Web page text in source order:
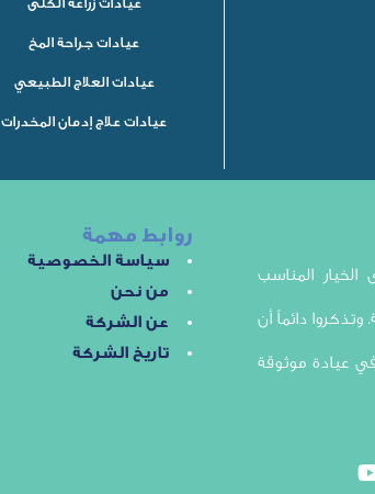
عيادات جراحة المخ
عيادات العلاج الطبيعي
عيادات علاج إدمان المخدرات
المناسب
وتذكروا دائماً أن
عيادة موثوقة
روابط مهمة
سياسة الخصوصية
من نحن
عن الشركة
تاريخ الشركة